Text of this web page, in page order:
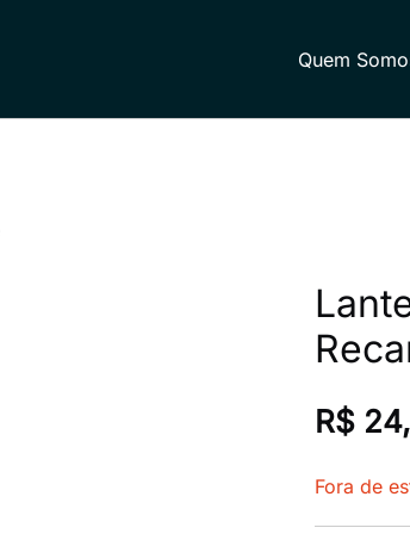
e eletrônicos. Dispomos de uma
Quem
R$
Fora de